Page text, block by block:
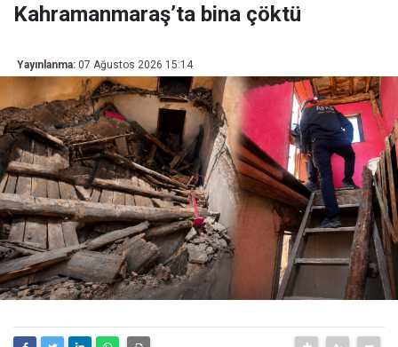
Kahramanmaraş’ta bina çöktü
Yayınlanma: 07 Ağustos 2026 15:14